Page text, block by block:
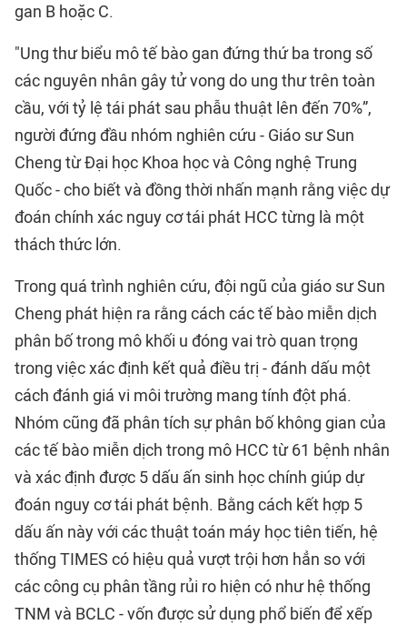
gan B hoặc C.
"Ung thư biểu mô tế bào gan đứng thứ ba trong số
các nguyên nhân gây tử vong do ung thư trên toàn
cầu, với tỷ lệ tái phát sau phẫu thuật lên đến 70%”,
người đứng đầu nhóm nghiên cứu - Giáo sư Sun
Cheng từ Đại học Khoa học và Công nghệ Trung
Quốc - cho biết và đồng thời nhấn mạnh rằng việc dự
đoán chính xác nguy cơ tái phát HCC từng là một
thách thức lớn.
Trong quá trình nghiên cứu, đội ngũ của giáo sư Sun
Cheng phát hiện ra rằng cách các tế bào miễn dịch
phân bố trong mô khối u đóng vai trò quan trọng
trong việc xác định kết quả điều trị - đánh dấu một
cách đánh giá vi môi trường mang tính đột phá.
Nhóm cũng đã phân tích sự phân bố không gian của
các tế bào miễn dịch trong mô HCC từ 61 bệnh nhân
và xác định được 5 dấu ấn sinh học chính giúp dự
đoán nguy cơ tái phát bệnh. Bằng cách kết hợp 5
dấu ấn này với các thuật toán máy học tiên tiến, hệ
thống TIMES có hiệu quả vượt trội hơn hẳn so với
các công cụ phân tầng rủi ro hiện có như hệ thống
TNM và BCLC - vốn được sử dụng phổ biến để xếp